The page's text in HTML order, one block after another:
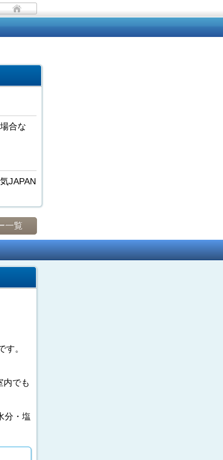
合な
JAPAN
一覧
す。
内でも
分・塩